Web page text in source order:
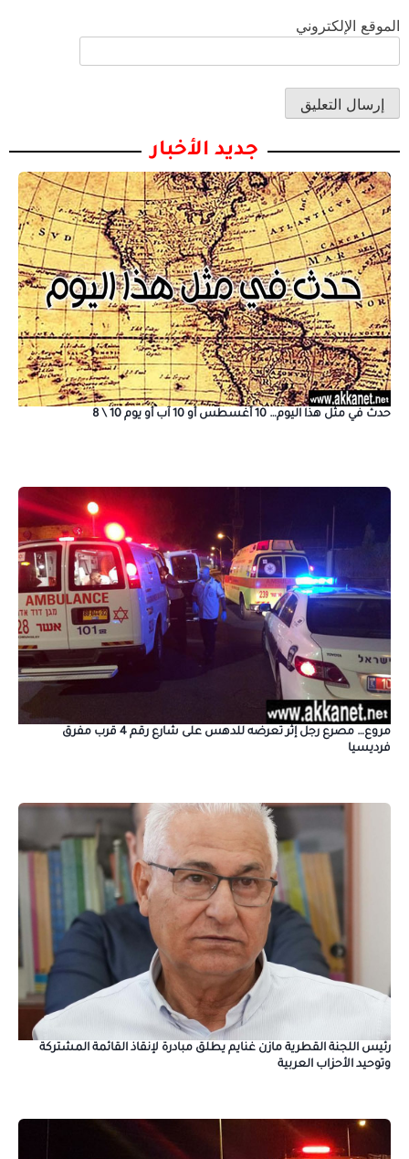
الموقع الإلكتروني
جديد الأخبار
حدث في مثل هذا اليوم… 10 أغسطس أو 10 آب أو يوم 10 \ 8
مروع… مصرع رجل إثر تعرضه للدهس على شارع رقم 4 قرب مفرق
فرديسيا
رئيس اللجنة القطرية مازن غنايم يطلق مبادرة لإنقاذ القائمة المشتركة
وتوحيد الأحزاب العربية